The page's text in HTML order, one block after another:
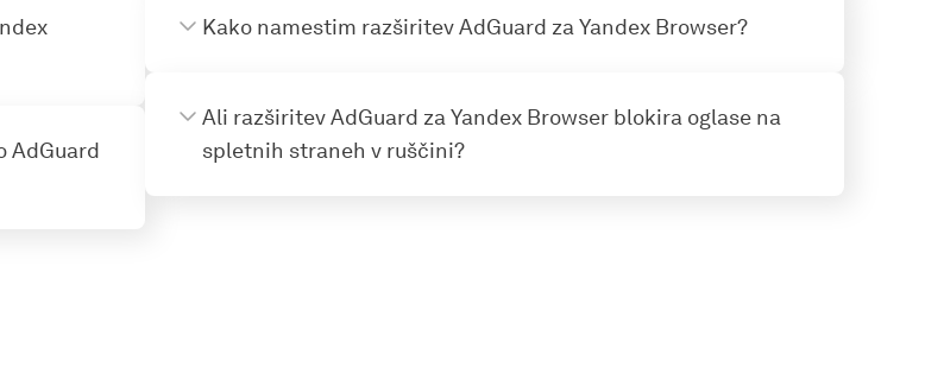
AdGuard
Kako namestim razširitev AdGuard za Yandex Browser?
Ali razširitev AdGuard za Yandex Browser blokira oglase na
spletnih straneh v ruščini?